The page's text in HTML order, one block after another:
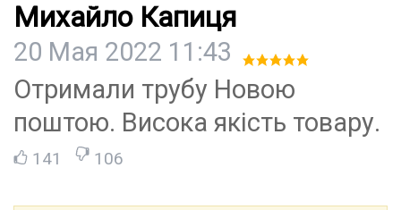
Михайло Капиця
20 Мая 2022 11:43
Отримали трубу Новою
поштою. Висока якість товару.
141 106